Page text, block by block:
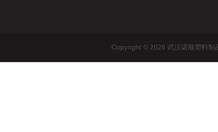
Copyright © 2026 武汉诺顺塑料